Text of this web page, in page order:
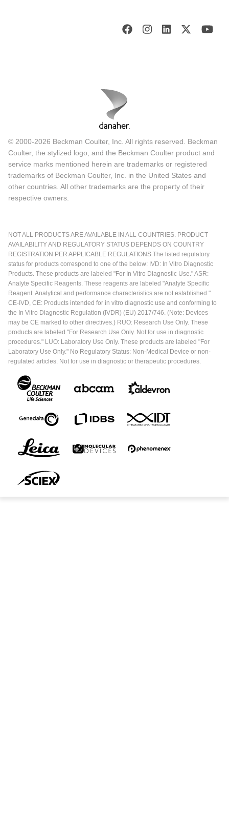
© 2000-2026 Beckman Coulter, Inc. All rights reserved. Beckman
Coulter, the stylized logo, and the Beckman Coulter product and
service marks mentioned herein are trademarks or registered
trademarks of Beckman Coulter, Inc. in the United States and
other countries. All other trademarks are the property of their
respective owners.
NOT ALL PRODUCTS ARE AVAILABLE IN ALL COUNTRIES. PRODUCT
AVAILABILITY AND REGULATORY STATUS DEPENDS ON COUNTRY
REGISTRATION PER APPLICABLE REGULATIONS The listed regulatory
status for products correspond to one of the below: IVD: In Vitro Diagnostic
Products. These products are labeled "For In Vitro Diagnostic Use." ASR:
Analyte Specific Reagents. These reagents are labeled "Analyte Specific
Reagent. Analytical and performance characteristics are not established."
CE-IVD, CE: Products intended for in vitro diagnostic use and conforming to
the In Vitro Diagnostic Regulation (IVDR) (EU) 2017/746. (Note: Devices
may be CE marked to other directives.) RUO: Research Use Only. These
products are labeled "For Research Use Only. Not for use in diagnostic
procedures." LUO: Laboratory Use Only. These products are labeled "For
Laboratory Use Only." No Regulatory Status: Non-Medical Device or non-
regulated articles. Not for use in diagnostic or therapeutic procedures.